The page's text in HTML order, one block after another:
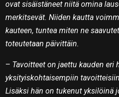
ovat sisäistäneet niitä omina
merkitsevät. Niiden kautta
kauteen, tuntea miten ne
toteutetaan päivittäin.
– Tavoitteet on jaettu kauden eri
yksityiskohtaisempiin
Lisäksi hän on tukenut yksilöinä